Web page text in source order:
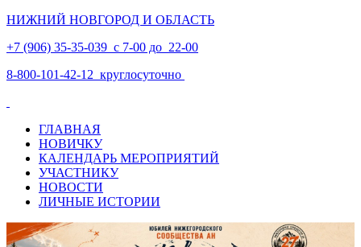
НИЖНИЙ НОВГОРОД И ОБЛАСТЬ
+7 (906) 35-35-039 с 7-00 до 22-00
8-800-101-42-12 круглосуточно
ГЛАВНАЯ
НОВИЧКУ
КАЛЕНДАРЬ МЕРОПРИЯТИЙ
УЧАСТНИКУ
НОВОСТИ
ЛИЧНЫЕ ИСТОРИИ